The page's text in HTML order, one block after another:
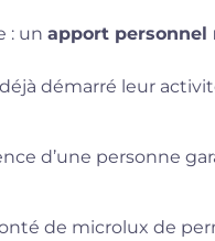
: un apport personnel
démarré leur
d’une personne
de microlux de